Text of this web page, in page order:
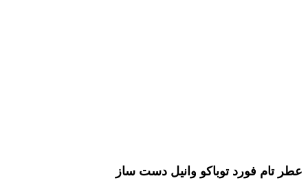
عطر تام فورد توباکو وانیل دست ساز